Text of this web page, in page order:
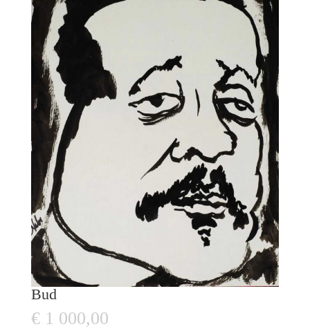
Bud
€1 000,00